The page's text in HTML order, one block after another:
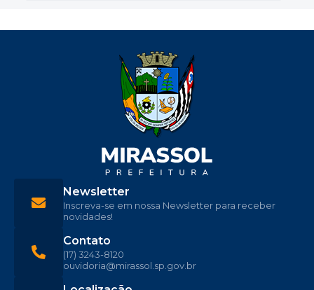
Contato
(17) 3243-8120
ouvidoria@mirassol.sp.gov.br
Newsletter
Inscreva-se em nossa Newsletter para receber
novidades!